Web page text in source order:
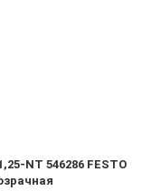
NT 546286 FESTO